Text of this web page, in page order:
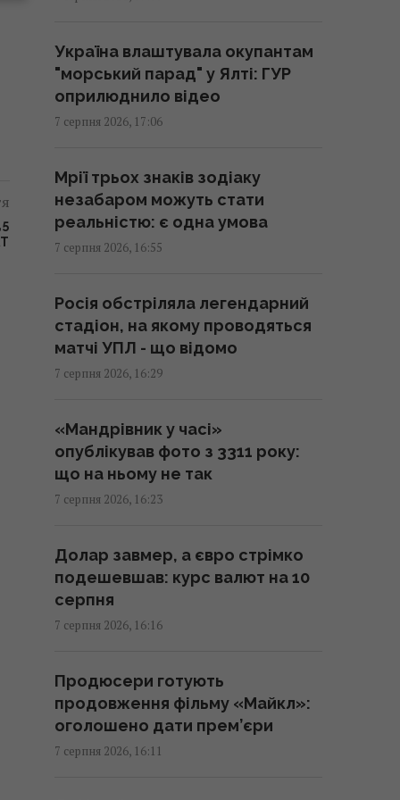
Чи люблять коти своїх
господарів так само, як собаки:
У кримінальній справі ринку
"Столичний" матеріалами стали
У червні – 30 бомб, у липні –
понад 50: в ОВА заявили про
Без перегляду прайс-кепів
Україні буде складніше
16:04 п'ятниця, 07 серпня 2026
Нацбанк посилив гривню до
15:56 п'ятниця, 07 серпня 2026
Кіборга Оловаренка шостий рік
Україна влаштувала окупантам
"морський парад" у Ялті: ГУР
оприлюднило відео
7 серпня 2026, 17:06
Мрії трьох знаків зодіаку
незабаром можуть стати
реальністю: є одна умова
7 серпня 2026, 16:55
Росія обстріляла легендарний
стадіон, на якому проводяться
матчі УПЛ - що відомо
7 серпня 2026, 16:29
«Мандрівник у часі»
опублікував фото з 3311 року:
що на ньому не так
7 серпня 2026, 16:23
Долар завмер, а євро стрімко
подешевшав: курс валют на 10
серпня
7 серпня 2026, 16:16
Продюсери готують
продовження фільму «Майкл»:
оголошено дати прем’єри
7 серпня 2026, 16:11